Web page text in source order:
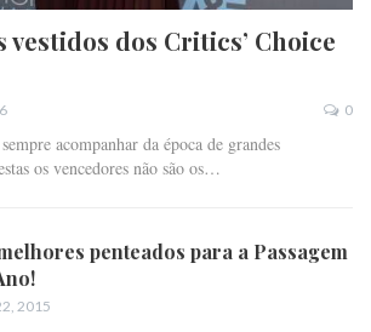
vestidos dos Critics’ Choice
0
acompanhar da época de grandes
os vencedores não são os…
penteados para a Passagem
2015